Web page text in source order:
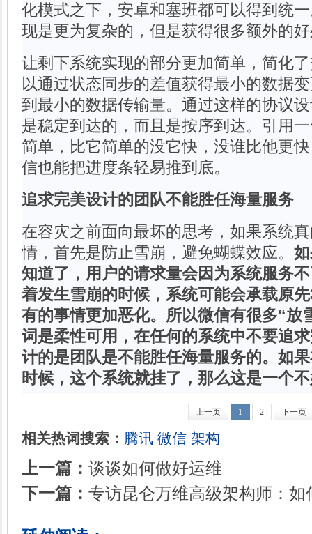
化模式之下，安卓和塞班都可以得到统
现是更为复杂的，但是获得很多额外的
让剩下系统实现的部分更加简单，简化
以通过状态同步的差值获得最小的数据
到最小的数据传输量。通过这样的协议
是稳定到达的，而且是按序到达。引用
简单，比它简单的没它快，没谁比他更
信也能把进度条轻易推到底。
追求完美设计的团队不能胜任海量服务
在容灾之前面向最坏的思考，如果系统
情，首先是防止雪崩，避免蝴蝶效应。
知道了，用户的请求量会因为系统服务
着发生雪崩的时候，系统可能会承载原
有的事情更加恶化。所以微信有很多“放
词是柔性可用，在任何的系统中不要追
计的是团队是不能胜任海量服务的。如
时候，这个系统就挂了，那么这是一个
上一页 1 2 下一页
相关热词搜索： 腾讯 微信 架构
上一篇： 谈谈如何做好运维
下一篇： 专访昆仑万维高级架构师：